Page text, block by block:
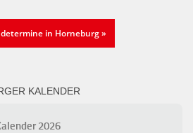
in Horneburg »
KALENDER
2026